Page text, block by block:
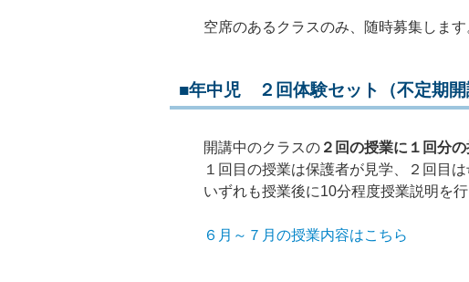
空席のあるクラスのみ、随時募集します
■年中児 ２回体験セット（不定期開
開講中のクラスの ２回の授業に１回分
１回目の授業は保護者が見学、２回目
いずれも授業後に10分程度授業説明を行
６月～７月の授業内容はこちら